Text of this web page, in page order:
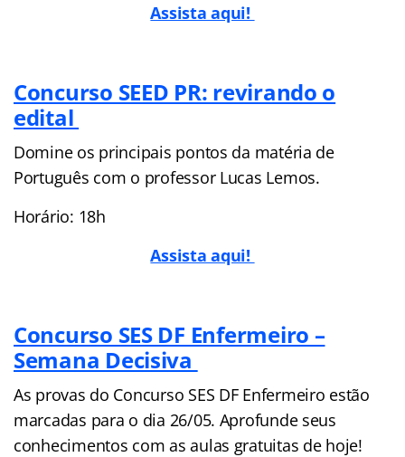
Assista aqui!
Concurso SEED PR: revirando o
edital
Domine os principais pontos da matéria de
Português com o professor Lucas Lemos.
Horário: 18h
Assista aqui!
Concurso SES DF Enfermeiro –
Semana Decisiva
As provas do Concurso SES DF Enfermeiro estão
marcadas para o dia 26/05. Aprofunde seus
conhecimentos com as aulas gratuitas de hoje!